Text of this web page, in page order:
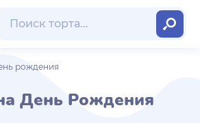
рождения
День Рождения